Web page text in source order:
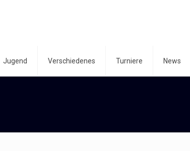
Jugend Verschiedenes Turniere News